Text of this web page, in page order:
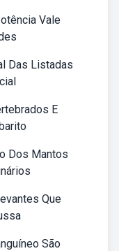
Vale
Das Listadas
E
Dos Mantos
Que
São